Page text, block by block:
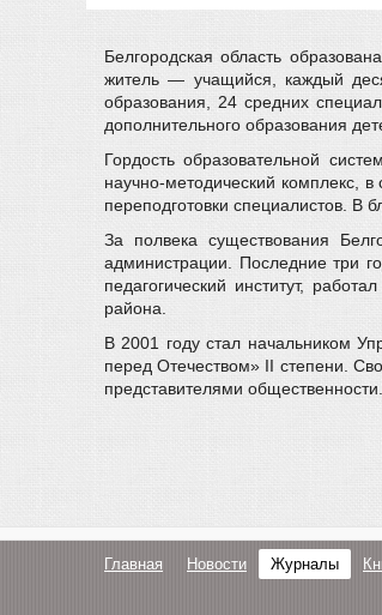
Белгородская область
житель — учащийся, каждый
образования, 24 средних
дополнительного образования
Гордость образовательной
научно-методический комплекс,
переподготовки специалистов. В
За полвека существования
администрации. Последние три
педагогический институт,
района.
В 2001 году стал начальником
перед Отечеством» II степени.
представителями
Главная Новости Журналы